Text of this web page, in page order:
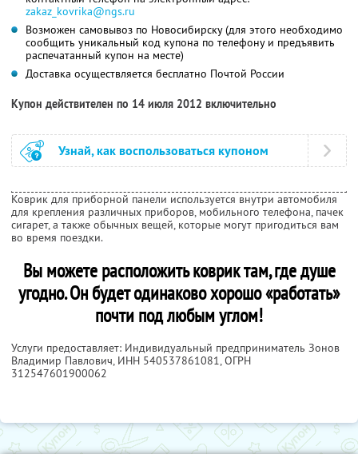
zakaz_kovrika@ngs.ru
Возможен самовывоз по Новосибирску (для этого необходимо
сообщить уникальный код купона по телефону и предъявить
распечатанный купон на месте)
Доставка осуществляется бесплатно Почтой России
Купон действителен по 14 июля 2012 включительно
Узнай, как воспользоваться купоном
Коврик для приборной панели используется внутри автомобиля
для крепления различных приборов, мобильного телефона, пачек
сигарет, а также обычных вещей, которые могут пригодиться вам
во время поездки.
Вы можете расположить коврик там, где душе
угодно. Он будет одинаково хорошо «работать»
почти под любым углом!
Услуги предоставляет: Индивидуальный предприниматель Зонов
Владимир Павлович, ИНН 540537861081, ОГРН
312547601900062